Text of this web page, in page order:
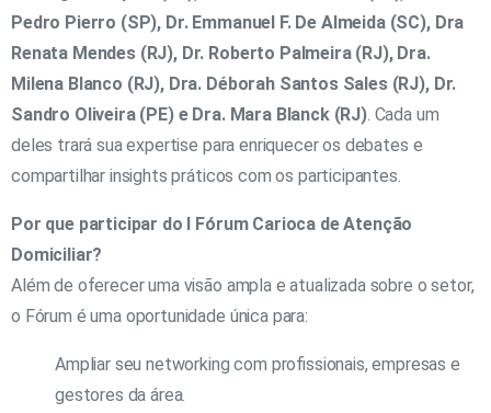
Pedro Pierro (SP), Dr. Emmanuel F. De Almeida (SC), Dra
Renata Mendes (RJ), Dr. Roberto Palmeira (RJ), Dra.
Milena Blanco (RJ), Dra. Déborah Santos Sales (RJ), Dr.
Sandro Oliveira (PE) e Dra. Mara Blanck (RJ). Cada um
deles trará sua expertise para enriquecer os debates e
compartilhar insights práticos com os participantes.
Por que participar do I Fórum Carioca de Atenção
Domiciliar?
Além de oferecer uma visão ampla e atualizada sobre o setor,
o Fórum é uma oportunidade única para:
Ampliar seu networking com profissionais, empresas e
gestores da área.